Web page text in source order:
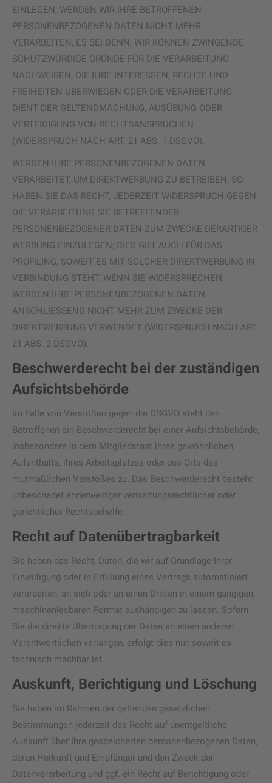
EINLEGEN, WERDEN WIR IHRE BETROFFENEN
PERSONENBEZOGENEN DATEN NICHT MEHR
VERARBEITEN, ES SEI DENN, WIR KÖNNEN ZWINGENDE
SCHUTZWÜRDIGE GRÜNDE FÜR DIE VERARBEITUNG
NACHWEISEN, DIE IHRE INTERESSEN, RECHTE UND
FREIHEITEN ÜBERWIEGEN ODER DIE VERARBEITUNG
DIENT DER GELTENDMACHUNG, AUSÜBUNG ODER
VERTEIDIGUNG VON RECHTSANSPRÜCHEN
(WIDERSPRUCH NACH ART. 21 ABS. 1 DSGVO).
WERDEN IHRE PERSONENBEZOGENEN DATEN
VERARBEITET, UM DIREKTWERBUNG ZU BETREIBEN, SO
HABEN SIE DAS RECHT, JEDERZEIT WIDERSPRUCH GEGEN
DIE VERARBEITUNG SIE BETREFFENDER
PERSONENBEZOGENER DATEN ZUM ZWECKE DERARTIGER
WERBUNG EINZULEGEN; DIES GILT AUCH FÜR DAS
PROFILING, SOWEIT ES MIT SOLCHER DIREKTWERBUNG IN
VERBINDUNG STEHT. WENN SIE WIDERSPRECHEN,
WERDEN IHRE PERSONENBEZOGENEN DATEN
ANSCHLIESSEND NICHT MEHR ZUM ZWECKE DER
DIREKTWERBUNG VERWENDET (WIDERSPRUCH NACH ART.
21 ABS. 2 DSGVO).
Beschwerde­recht bei der zuständigen
Aufsichts­behörde
Im Falle von Verstößen gegen die DSGVO steht den
Betroffenen ein Beschwerderecht bei einer Aufsichtsbehörde,
insbesondere in dem Mitgliedstaat ihres gewöhnlichen
Aufenthalts, ihres Arbeitsplatzes oder des Orts des
mutmaßlichen Verstoßes zu. Das Beschwerderecht besteht
unbeschadet anderweitiger verwaltungsrechtlicher oder
gerichtlicher Rechtsbehelfe.
Recht auf Daten­übertrag­barkeit
Sie haben das Recht, Daten, die wir auf Grundlage Ihrer
Einwilligung oder in Erfüllung eines Vertrags automatisiert
verarbeiten, an sich oder an einen Dritten in einem gängigen,
maschinenlesbaren Format aushändigen zu lassen. Sofern
Sie die direkte Übertragung der Daten an einen anderen
Verantwortlichen verlangen, erfolgt dies nur, soweit es
technisch machbar ist.
Auskunft, Berichtigung und Löschung
Sie haben im Rahmen der geltenden gesetzlichen
Bestimmungen jederzeit das Recht auf unentgeltliche
Auskunft über Ihre gespeicherten personenbezogenen Daten,
deren Herkunft und Empfänger und den Zweck der
Datenverarbeitung und ggf. ein Recht auf Berichtigung oder